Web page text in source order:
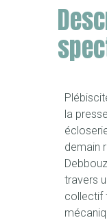
la
demain
travers
collectif